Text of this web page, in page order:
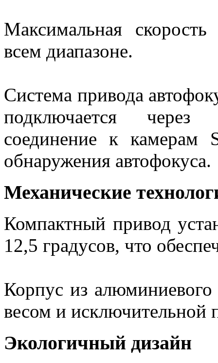
Максимальная
всем диапазоне.
Система привода
подключается через
соединение к камерам
обнаружения автофокуса.
Механические
Компактный привод
12,5 градусов, что
Корпус из алюминиевого
весом и исключительной
Экологичный дизайн